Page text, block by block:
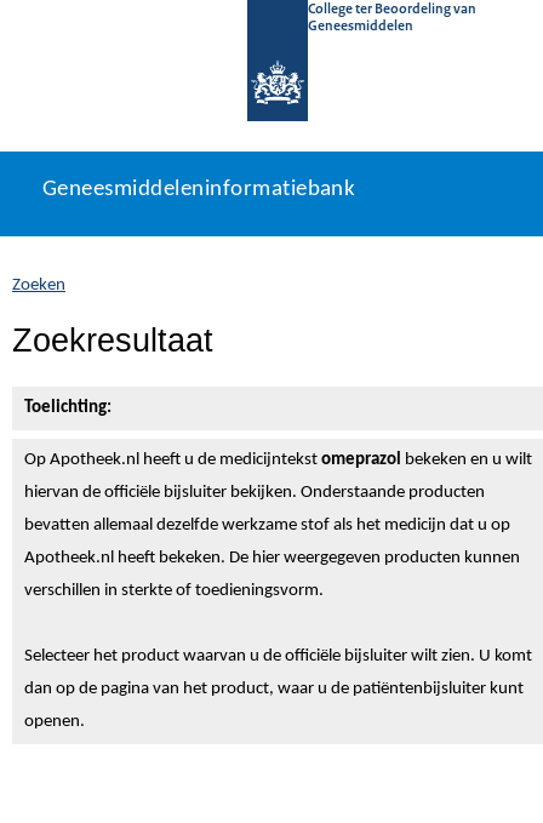
College ter Beoordeling van
Geneesmiddelen
naar
Geneesmiddeleninformatiebank
U
zich
hier:
Geneesmiddeleninformatiebank
Zoeken
Zoekresultaat
Toelichting:
Op Apotheek.nl heeft u de medicijntekst omeprazol bekeken en u wilt
hiervan de officiële bijsluiter bekijken. Onderstaande producten
bevatten allemaal dezelfde werkzame stof als het medicijn dat u op
Apotheek.nl heeft bekeken. De hier weergegeven producten kunnen
verschillen in sterkte of toedieningsvorm.
Selecteer het product waarvan u de officiële bijsluiter wilt zien. U komt
dan op de pagina van het product, waar u de patiëntenbijsluiter kunt
openen.